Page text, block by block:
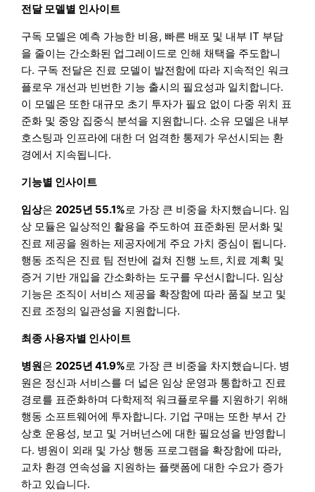
전달 모델별 인사이트
구독 모델은 예측 가능한 비용, 빠른 배포 및 내부 IT 부담
을 줄이는 간소화된 업그레이드로 인해 채택을 주도합니
다. 구독 전달은 진료 모델이 발전함에 따라 지속적인 워크
플로우 개선과 빈번한 기능 출시의 필요성과 일치합니다.
이 모델은 또한 대규모 초기 투자가 필요 없이 다중 위치 표
준화 및 중앙 집중식 분석을 지원합니다. 소유 모델은 내부
호스팅과 인프라에 대한 더 엄격한 통제가 우선시되는 환
경에서 지속됩니다.
기능별 인사이트
임상은2025년 55.1%로 가장 큰 비중을 차지했습니다. 임
상 모듈은 일상적인 활용을 주도하여 표준화된 문서화 및
진료 제공을 원하는 제공자에게 주요 가치 중심이 됩니다.
행동 조직은 진료 팀 전반에 걸쳐 진행 노트, 치료 계획 및
증거 기반 개입을 간소화하는 도구를 우선시합니다. 임상
기능은 조직이 서비스 제공을 확장함에 따라 품질 보고 및
진료 조정의 일관성을 지원합니다.
최종 사용자별 인사이트
병원은2025년 41.9%로 가장 큰 비중을 차지했습니다. 병
원은 정신과 서비스를 더 넓은 임상 운영과 통합하고 진료
경로를 표준화하며 다학제적 워크플로우를 지원하기 위해
행동 소프트웨어에 투자합니다. 기업 구매는 또한 부서 간
상호 운용성, 보고 및 거버넌스에 대한 필요성을 반영합니
다. 병원이 외래 및 가상 행동 프로그램을 확장함에 따라,
교차 환경 연속성을 지원하는 플랫폼에 대한 수요가 증가
하고 있습니다.